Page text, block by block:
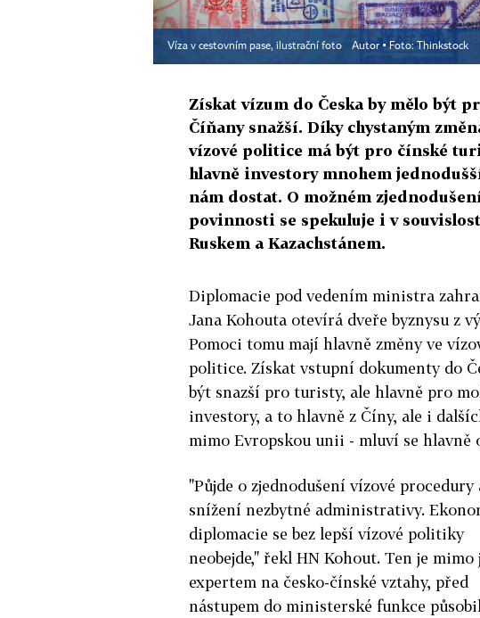
Víza v cestovním pase, ilustrační foto Autor ▪Foto: Thinkstock
Získat vízum do Česka by mělo být
Číňany snažší. Díky chystaným
vízové politice má být pro čínské
hlavně investory mnohem
nám dostat. O možném zjednodušení
povinnosti se spekuluje i v
Ruskem a Kazachstánem.
Diplomacie pod vedením ministra
Jana Kohouta otevírá dveře byznysu z
Pomoci tomu mají hlavně změny ve
politice. Získat vstupní dokumenty do
být snazší pro turisty, ale hlavně pro
investory, a to hlavně z Číny, ale i
mimo Evropskou unii - mluví se hlavně o
"Půjde o zjednodušení vízové procedury
snížení nezbytné administrativy.
diplomacie se bez lepší vízové politiky
neobejde," řekl HN Kohout. Ten je mimo
expertem na česko-čínské vztahy, před
nástupem do ministerské funkce